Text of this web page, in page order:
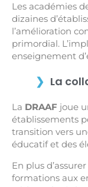
Les académies
dizaines
l’amélioration
primordial.
enseignement
La
La DRAAF joue
établissements
transition vers
éducatif et des
En plus
formations aux